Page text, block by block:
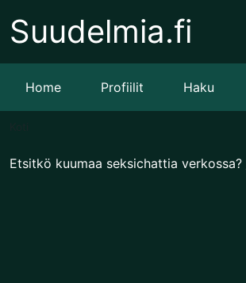
Suudelmia.fi
Home Profiilit Haku
Etsitkö kuumaa seksichattia verkossa?